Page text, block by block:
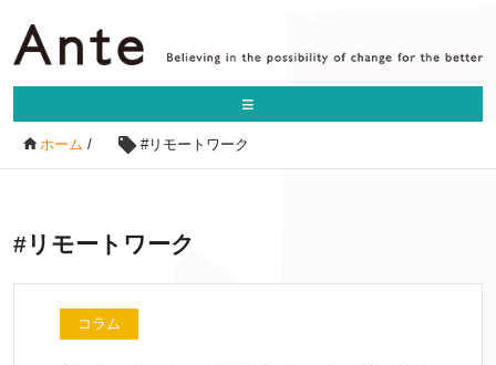
≡
ホーム / #リモートワーク
#リモートワーク
コラム